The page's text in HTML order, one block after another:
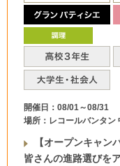
開催日：08/01～08/31
場所：レコールバンタン
【オープンキャン
皆さんの進路選びを